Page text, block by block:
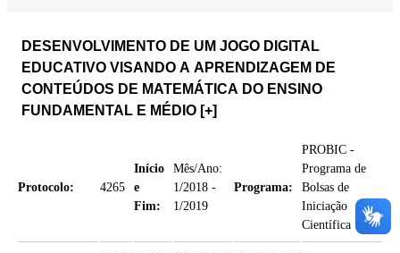
DESENVOLVIMENTO DE UM JOGO DIGITAL
EDUCATIVO VISANDO A APRENDIZAGEM DE
CONTEÚDOS DE MATEMÁTICA DO ENSINO
FUNDAMENTAL E MÉDIO [+]
Protocolo: 4265
Início
e
Fim:
Mês/Ano:
1/2018 -
1/2019
Programa:
PROBIC -
Programa de
Bolsas de
Iniciação
Científica